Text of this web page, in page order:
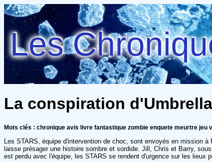
Les
La conspiration
Mots clés : chronique avis livre fantastique zombie enquete meurtre jeu
Les STARS, équipe d'intervention de choc, sont envoyés en
laisse présager une histoire sombre et sordide. Jill, Chris et Barry,
est perdu avec l'équipe, les STARS se rendent d'urgence sur les lieux